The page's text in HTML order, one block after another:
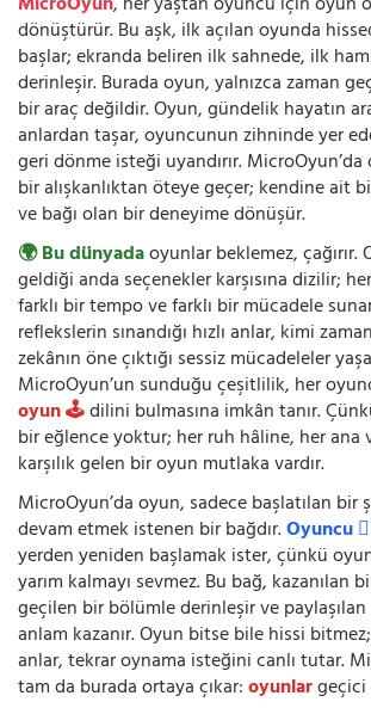
dönüştürür. Bu aşk, ilk açılan oyunda
başlar; ekranda beliren ilk sahnede, ilk
derinleşir. Burada oyun, yalnızca zaman
bir araç değildir. Oyun, gündelik hayatın
anlardan taşar, oyuncunun zihninde yer
geri dönme isteği uyandırır.
bir alışkanlıktan öteye geçer; kendine ait
ve bağı olan bir deneyime dönüşür.
🌍 Bu dünyadaoyunlar beklemez, çağırır.
geldiği anda seçenekler karşısına dizilir;
farklı bir tempo ve farklı bir mücadele
reflekslerin sınandığı hızlı anlar, kimi
zekânın öne çıktığı sessiz mücadeleler
MicroOyun’un sunduğu çeşitlilik, her
oyun 🕹️dilini bulmasına imkân tanır.
bir eğlence yoktur; her ruh hâline, her ana
karşılık gelen bir oyun mutlaka vardır.
MicroOyun’da oyun, sadece başlatılan bir
devam etmek istenen bir bağdır.Oyuncu
yerden yeniden başlamak ister, çünkü
yarım kalmayı sevmez. Bu bağ, kazanılan
geçilen bir bölümle derinleşir ve
anlam kazanır. Oyun bitse bile hissi
anlar, tekrar oynama isteğini canlı tutar.
tam da burada ortaya çıkar:oyunlargeçici